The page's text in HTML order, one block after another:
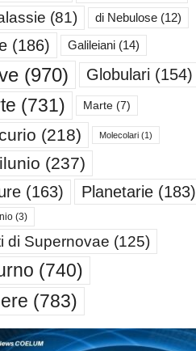
(81) di Nebulose(12)
(186) Galileiani(14)
(970) Globulari (154)
(731) Marte(7)
(218) Molecolari(1)
(237)
(163) Planetarie(183)
(3)
di Supernovae (125)
(740)
(783)